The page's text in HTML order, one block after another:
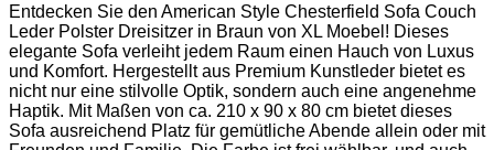
Entdecken Sie den American Style Chesterfield Sofa Couch
Leder Polster Dreisitzer in Braun von XL Moebel! Dieses
elegante Sofa verleiht jedem Raum einen Hauch von Luxus
und Komfort. Hergestellt aus Premium Kunstleder bietet es
nicht nur eine stilvolle Optik, sondern auch eine angenehme
Haptik. Mit Maßen von ca. 210 x 90 x 80 cm bietet dieses
Sofa ausreichend Platz für gemütliche Abende allein oder mit